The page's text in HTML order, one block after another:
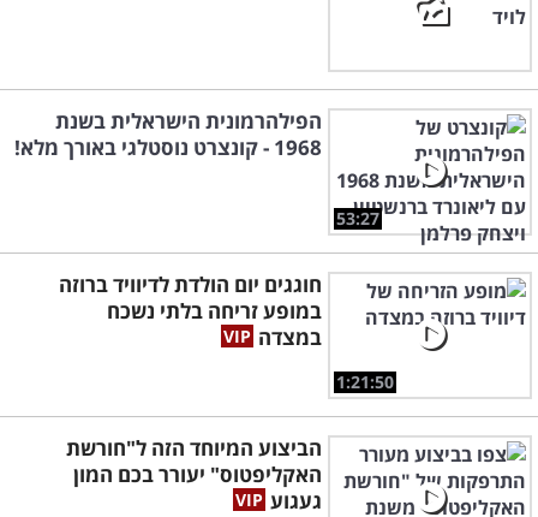
53:27
הפילהרמונית הישראלית בשנת
1968 - קונצרט נוסטלגי באורך מלא!
1:21:50
חוגגים יום הולדת לדיוויד ברוזה
במופע זריחה בלתי נשכח
במצדה
הביצוע המיוחד הזה ל"חורשת
האקליפטוס" יעורר בכם המון
געגוע